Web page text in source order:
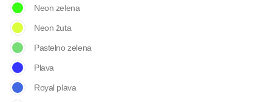
Neon zelena
Neon žuta
Pastelno zelena
Plava
Royal plava